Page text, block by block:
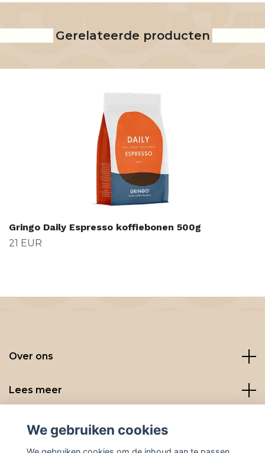
Gerelateerde producten
Gringo Daily Espresso koffiebonen 500g
21 EUR
Over ons
Lees meer
Social media
We gebruiken cookies